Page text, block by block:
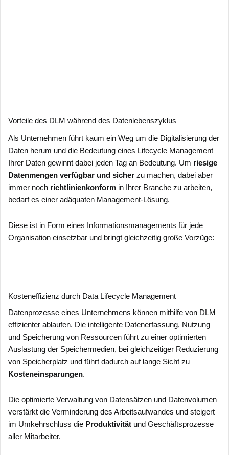
Vorteile des DLM während des Datenlebenszyklus
Als Unternehmen führt kaum ein Weg um die Digitalisierung der
Daten herum und die Bedeutung eines Lifecycle Management
Ihrer Daten gewinnt dabei jeden Tag an Bedeutung. Um riesige
Datenmengen verfügbar und sicherzu machen, dabei aber
immer noch richtlinienkonformin Ihrer Branche zu arbeiten,
bedarf es einer adäquaten Management-Lösung.
Diese ist in Form eines Informationsmanagements für jede
Organisation einsetzbar und bringt gleichzeitig große Vorzüge:
Kosteneffizienz durch Data Lifecycle Management
Datenprozesse eines Unternehmens können mithilfe von DLM
effizienter ablaufen. Die intelligente Datenerfassung, Nutzung
und Speicherung von Ressourcen führt zu einer optimierten
Auslastung der Speichermedien, bei gleichzeitiger Reduzierung
von Speicherplatz und führt dadurch auf lange Sicht zu
Kosteneinsparungen.
Die optimierte Verwaltung von Datensätzen und Datenvolumen
verstärkt die Verminderung des Arbeitsaufwandes und steigert
im Umkehrschluss die Produktivitätund Geschäftsprozesse
aller Mitarbeiter.